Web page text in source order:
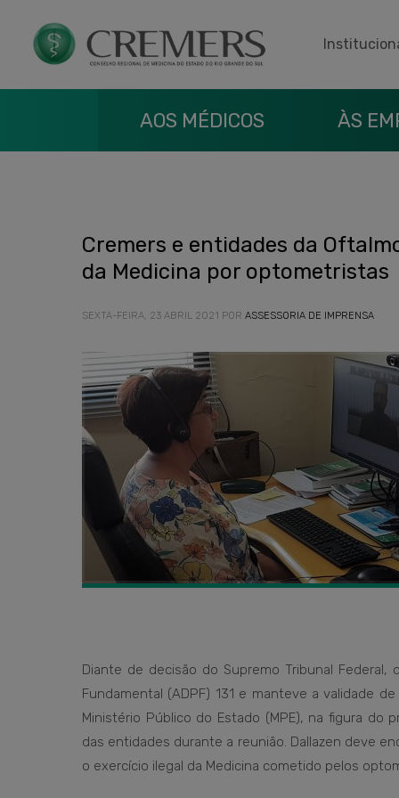
AOS MÉDICOS ÀS
Cremers e entidades da
da Medicina por optometristas
SEXTA-FEIRA, 23 ABRIL 2021 POR ASSESSORIA DE IMPRENSA
Diante de decisão do Supremo Tribunal
Fundamental (ADPF) 131 e manteve a validade
Ministério Público do Estado (MPE), na figura
das entidades durante a reunião. Dallazen deve
o exercício ilegal da Medicina cometido pelos